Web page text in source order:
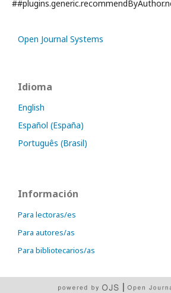
Open Journal Systems
Idioma
English
Español (España)
Português (Brasil)
Información
Para lectoras/es
Para autores/as
Para bibliotecarios/as